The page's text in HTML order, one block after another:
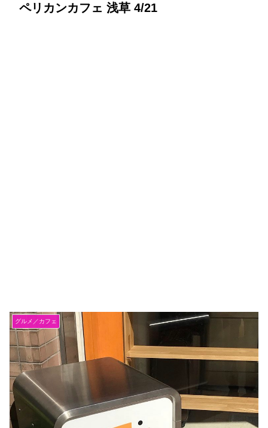
ペリカンカフェ 浅草 4/21
グルメ／カフェ